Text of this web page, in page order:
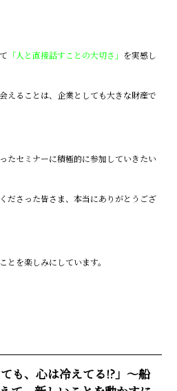
「人と直接話すことの大切さ」 を実感し
えることは、企業としても大きな財産で
たセミナーに積極的に参加していきたい
ださった皆さま、本当にありがとうござ
とを楽しみにしています。
も、心は冷えてる!?」～船